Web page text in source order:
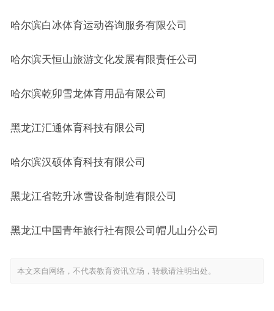
哈尔滨白冰体育运动咨询服务有限公司
哈尔滨天恒山旅游文化发展有限责任公司
哈尔滨乾卯雪龙体育用品有限公司
黑龙江汇通体育科技有限公司
哈尔滨汉硕体育科技有限公司
黑龙江省乾升冰雪设备制造有限公司
黑龙江中国青年旅行社有限公司帽儿山分公司
本文来自网络，不代表教育资讯立场，转载请注明出处。